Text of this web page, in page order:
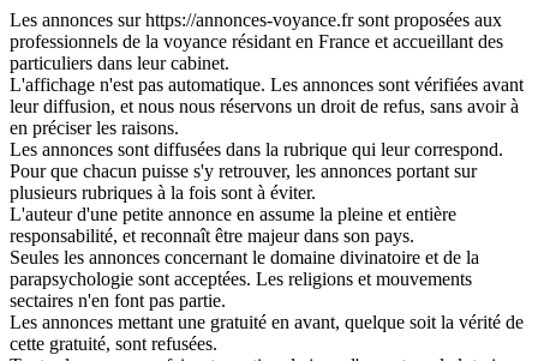
Les annonces sur https://annonces-voyance.fr sont proposées aux
professionnels de la voyance résidant en France et accueillant des
particuliers dans leur cabinet.
L'affichage n'est pas automatique. Les annonces sont vérifiées avant
leur diffusion, et nous nous réservons un droit de refus, sans avoir à
en préciser les raisons.
Les annonces sont diffusées dans la rubrique qui leur correspond.
Pour que chacun puisse s'y retrouver, les annonces portant sur
plusieurs rubriques à la fois sont à éviter.
L'auteur d'une petite annonce en assume la pleine et entière
responsabilité, et reconnaît être majeur dans son pays.
Seules les annonces concernant le domaine divinatoire et de la
parapsychologie sont acceptées. Les religions et mouvements
sectaires n'en font pas partie.
Les annonces mettant une gratuité en avant, quelque soit la vérité de
cette gratuité, sont refusées.